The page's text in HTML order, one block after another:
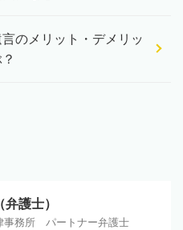
のメリット・デメリッ
護士）
事務所 パートナー弁護士